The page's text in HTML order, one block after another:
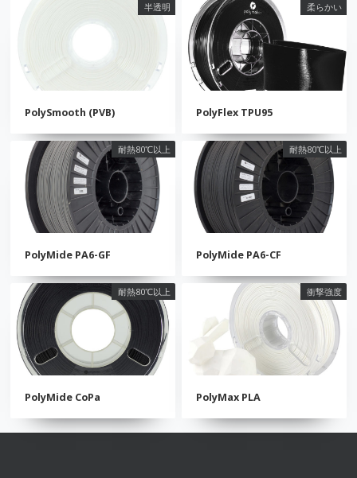
PolySmooth (PVB)
半透明
PolyFlex TPU95
柔らかい
PolyMide PA6-GF
耐熱80℃以上
PolyMide PA6-CF
耐熱80℃以上
PolyMide CoPa
耐熱80℃以上
PolyMax PLA
衝撃強度